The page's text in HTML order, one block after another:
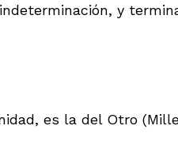
y
es la del Otro